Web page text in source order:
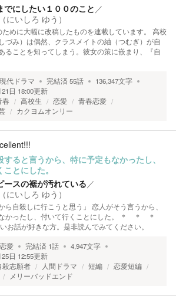
でにしたい１００のこと ／
にいしろ ゆう）
めに大幅に改稿したものを連載しています。 高校
づみ）は偶然、クラスメイトの紬（つむぎ）が自
ることを知ってしまう。彼女の策に嵌まり、『自
現代ドラマ 完結済55話 136,347文字
日 18:00更新
春 高校生 恋愛
青春恋愛
カクヨムオンリー
すると言うから、特に予定もなかったし、
とにした。
ースの裾が汚れている／
にいしろ ゆう）
ら自殺しに行こうと思う」 恋人がそう言うから、
かったし、付いて行くことにした。 ＊ ＊ ＊
お話が好きな方。是非読んでみてください。
恋愛 完結済 1話 4,947文字
日 12:55更新
殺志願者 人間ドラマ 短編
恋愛短編
メリーバッドエンド